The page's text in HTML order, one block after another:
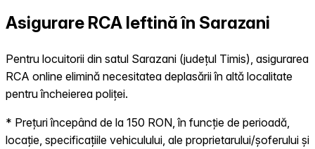
Asigurare RCA Ieftină în Sarazani
Pentru locuitorii din satul Sarazani (județul Timis), asigurarea
RCA online elimină necesitatea deplasării în altă localitate
pentru încheierea poliței.
* Prețuri începând de la 150 RON, în funcție de perioadă,
locație, specificațiile vehiculului, ale proprietarului/șoferului și